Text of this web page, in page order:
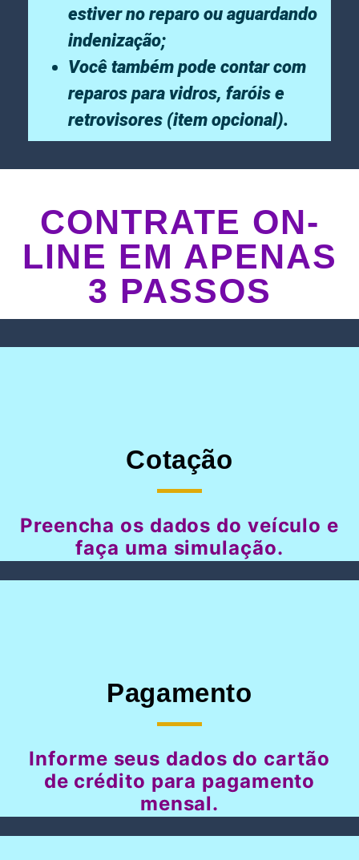
estiver no reparo ou aguardando
indenização;
Você também pode contar com
reparos para vidros, faróis e
retrovisores (item opcional).
CONTRATE ON-
LINE EM APENAS
3 PASSOS
Cotação
Preencha os dados do veículo e
faça uma simulação.
Pagamento
Informe seus dados do cartão
de crédito para pagamento
mensal.